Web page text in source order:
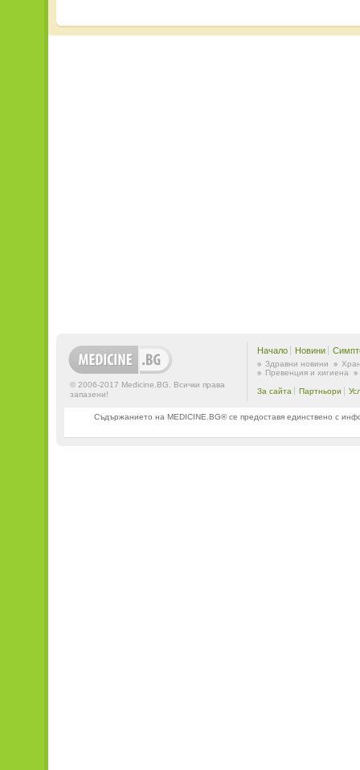
© 2006-2017 Medicine.BG. Всички права
запазени!
Начало Новини
Здравни новини
Превенция и хигиена
За сайта Партньори
Съдържанието на MEDICINE.BG® се предоставя единствено с